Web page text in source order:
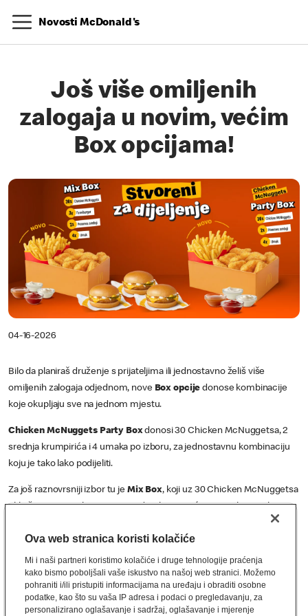
Novosti McDonald's
Još više omiljenih
zalogaja u novim, većim
Box opcijama!
04-16-2026
Bilo da planiraš druženje s prijateljima ili jednostavno želiš više
omiljenih zalogaja odjednom, nove Box opcije donose kombinacije
koje okupljaju sve na jednom mjestu.
Chicken McNuggets Party Boxdonosi 30 Chicken McNuggetsa, 2
srednja krumpirića i 4 umaka po izboru, za jednostavnu kombinaciju
koju je tako lako podijeliti.
Za još raznovrsniji izbor tu je Mix Box, koji uz 30 Chicken McNuggetsa
uključuje i 3 Farmburgera, 2 srednja krumpirića i 4 umaka po izboru.
Sve što voliš, sada dolazi u još većim kombinacijama.
Ova web stranica koristi kolačiće
Mi i naši partneri koristimo kolačiće i druge tehnologije praćenja
kako bismo poboljšali vaše iskustvo na našoj web stranici. Možemo
pohraniti i/ili pristupiti informacijama na uređaju i obraditi osobne
podatke, kao što su vaša IP adresa i podaci o pregledavanju, za
personalizirano oglašavanje i sadržaj, oglašavanje i mjerenje